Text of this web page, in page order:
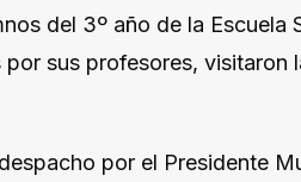
del 3º año de la Escuela
sus profesores, visitaron
por el Presidente